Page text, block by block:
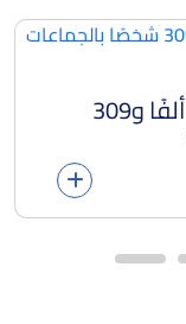
تدبير مخاطر الفيضانات: إجلاء 154 ألفًا و309